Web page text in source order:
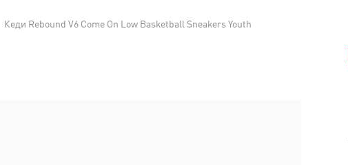
Кеди Rebound V6 Come On Low Basketball Sneakers Youth